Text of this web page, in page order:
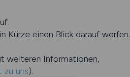
Kürze einen Blick darauf werfen.
weiteren Informationen,
zu uns).